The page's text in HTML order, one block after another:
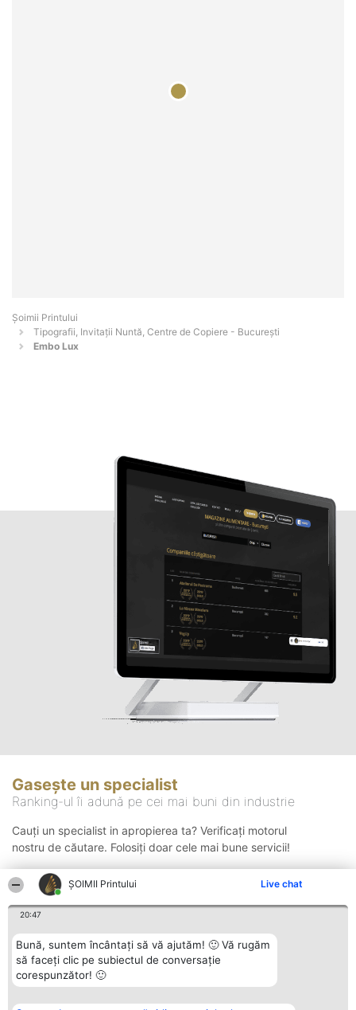
ŞOIMII Printului Live chat
20:47
Bună, suntem încântați să vă ajutăm! 🙂 Vă rugăm
să faceți clic pe subiectul de conversație
corespunzător! 🙂
Şoimii Printului
Tipografii, Invitații Nuntă, Centre de Copiere - Bucureşti
Embo Lux
Gasește un specialist
Ranking-ul îi adună pe cei mai buni din industrie
Cauți un specialist in apropierea ta? Verificați motorul
nostru de căutare. Folosiți doar cele mai bune servicii!